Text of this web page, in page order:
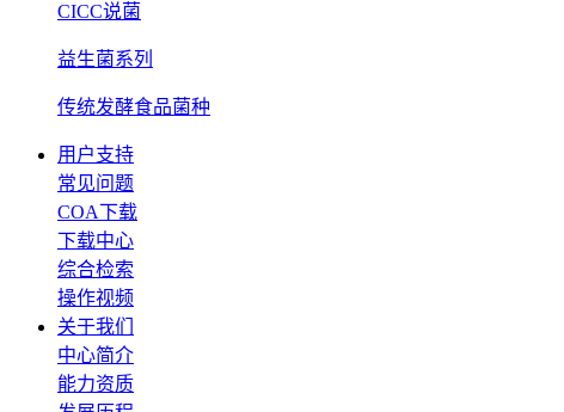
CICC说菌
益生菌系列
传统发酵食品菌种
用户支持
常见问题
COA下载
下载中心
综合检索
操作视频
关于我们
中心简介
能力资质